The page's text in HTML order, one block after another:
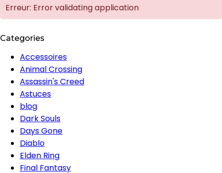
Erreur: Error validating application
Categories
Accessoires
Animal Crossing
Assassin's Creed
Astuces
blog
Dark Souls
Days Gone
Diablo
Elden Ring
Final Fantasy